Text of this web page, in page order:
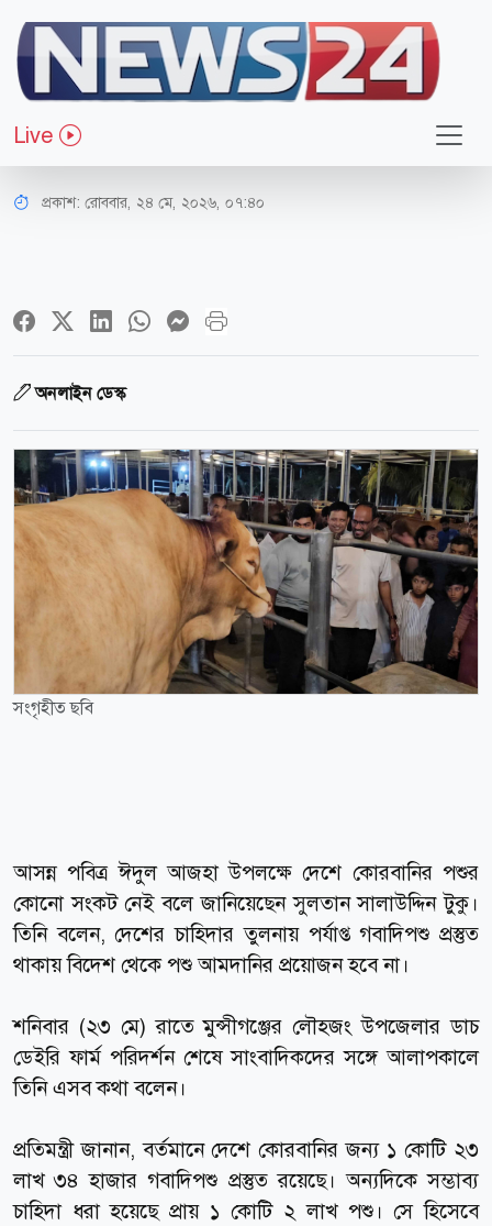
Live
জাতীয়
চাহিদার চেয়ে ২১ লাখ বেশি গবাদিপশু
প্রস্তুত রয়েছে: প্রাণিসম্পদ প্রতিমন্ত্রী
প্রকাশ: রোববার, ২৪ মে, ২০২৬, ০৭:৪০
অনলাইন ডেস্ক
সংগৃহীত ছবি
আসন্ন পবিত্র ঈদুল আজহা উপলক্ষে দেশে কোরবানির পশুর
কোনো সংকট নেই বলে জানিয়েছেন সুলতান সালাউদ্দিন টুকু।
তিনি বলেন, দেশের চাহিদার তুলনায় পর্যাপ্ত গবাদিপশু প্রস্তুত
থাকায় বিদেশ থেকে পশু আমদানির প্রয়োজন হবে না।
শনিবার (২৩ মে) রাতে মুন্সীগঞ্জের লৌহজং উপজেলার ডাচ
ডেইরি ফার্ম পরিদর্শন শেষে সাংবাদিকদের সঙ্গে আলাপকালে
তিনি এসব কথা বলেন।
প্রতিমন্ত্রী জানান, বর্তমানে দেশে কোরবানির জন্য ১ কোটি ২৩
লাখ ৩৪ হাজার গবাদিপশু প্রস্তুত রয়েছে। অন্যদিকে সম্ভাব্য
চাহিদা ধরা হয়েছে প্রায় ১ কোটি ২ লাখ পশু। সে হিসেবে